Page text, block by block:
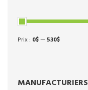
Prix : 0$—530$
MANUFACTURIERS